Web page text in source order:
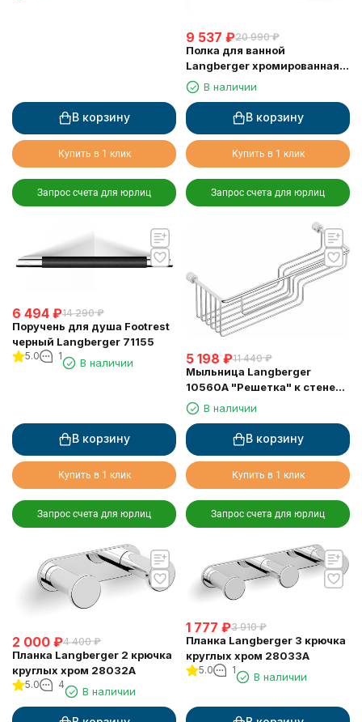
В корзину
Купить в 1 клик
Запрос счета для юрлиц
9 537 ₽20 990 ₽
Полка для ванной
Langberger хромированная к
стене 2-х этажная 10860I
В наличии
В корзину
Купить в 1 клик
Запрос счета для юрлиц
6 494 ₽14 290 ₽
Поручень для душа Footrest
черный Langberger 71155
5.0 1
В наличии
В корзину
Купить в 1 клик
Запрос счета для юрлиц
5 198 ₽11 440 ₽
Мыльница Langberger
10560A "Решетка" к стене
двойная хромированная
В наличии
В корзину
Купить в 1 клик
Запрос счета для юрлиц
2 000 ₽4 400 ₽
Планка Langberger 2 крючка
круглых хром 28032A
5.0 4
В наличии
1 777 ₽3 910 ₽
Планка Langberger 3 крючка
круглых хром 28033A
5.0 1
В наличии